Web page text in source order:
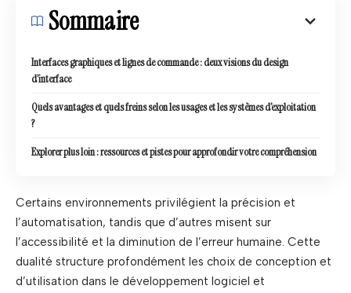
Sommaire
Interfaces graphiques et lignes de commande : deux visions du design
d’interface
Quels avantages et quels freins selon les usages et les systèmes d’exploitation
?
Explorer plus loin : ressources et pistes pour approfondir votre compréhension
Certains environnements privilégient la précision et
l’automatisation, tandis que d’autres misent sur
l’accessibilité et la diminution de l’erreur humaine. Cette
dualité structure profondément les choix de conception et
d’utilisation dans le développement logiciel et